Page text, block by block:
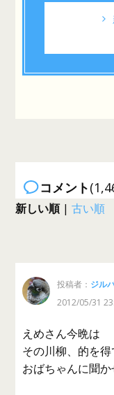
コメント
新しい順|古い順
投稿者： ジル
2012/05/31
えめさん今晩は
その川柳、的を
おばちゃんに聞